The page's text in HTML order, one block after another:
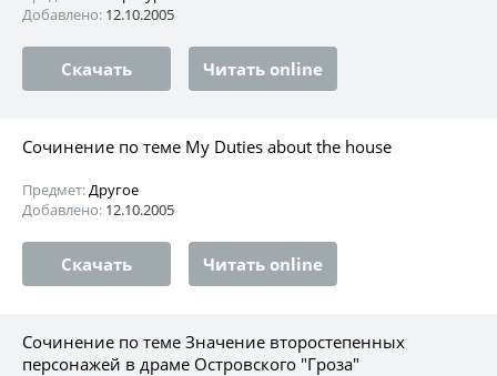
Добавлено: 12.10.2005
Скачать Читать online
Сочинение по теме My Duties about the house
Предмет:Другое
Добавлено: 12.10.2005
Скачать Читать online
Сочинение по теме Значение второстепенных
персонажей в драме Островского "Гроза"